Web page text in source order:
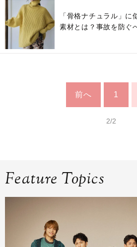
「骨格ナチュラル」
素材とは？事故を防ぐ
前へ 1
2/2
Feature Topics